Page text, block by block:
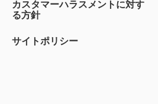
カスタマーハラスメントに対す
る方針
サイトポリシー